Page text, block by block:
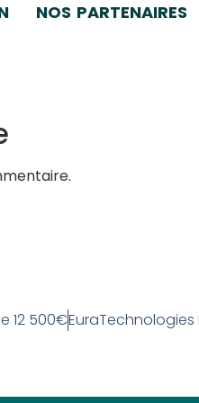
NOS PARTENAIRES
12 500€EuraTechnologies